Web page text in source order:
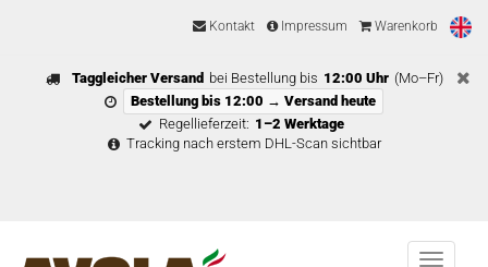
Kontakt Impressum Warenkorb
Taggleicher Versand bei Bestellung bis 12:00 Uhr (Mo–Fr)
Bestellung bis 12:00 → Versand heute
Regellieferzeit: 1–2 Werktage
Tracking nach erstem DHL-Scan sichtbar
Menu